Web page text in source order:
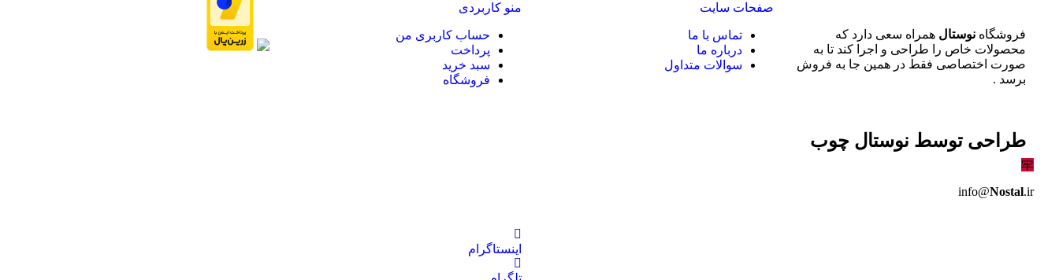
فروشگاه نوستال همراه سعی دارد که
محصولات خاص را طراحی و اجرا کند تا به
صورت اختصاصی فقط در همین جا به فروش
برسد .
صفحات سایت
تماس با ما
درباره ما
سوالات متداول
منو کاربردی
حساب کاربری من
پرداخت
سبد خرید
فروشگاه
طراحی توسط نوستال چوب
info@Nostal.ir
اینستاگرام